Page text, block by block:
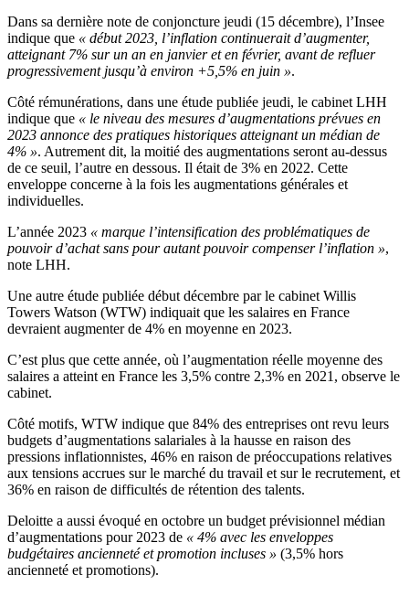
Dans sa dernière note de conjoncture jeudi (15 décembre), l’Insee
indique que « début 2023, l’inflation continuerait d’augmenter,
atteignant 7% sur un an en janvier et en février, avant de refluer
progressivement jusqu’à environ +5,5% en juin ».
Côté rémunérations, dans une étude publiée jeudi, le cabinet LHH
indique que « le niveau des mesures d’augmentations prévues en
2023 annonce des pratiques historiques atteignant un médian de
4% ». Autrement dit, la moitié des augmentations seront au-dessus
de ce seuil, l’autre en dessous. Il était de 3% en 2022. Cette
enveloppe concerne à la fois les augmentations générales et
individuelles.
L’année 2023 « marque l’intensification des problématiques de
pouvoir d’achat sans pour autant pouvoir compenser l’inflation »,
note LHH.
Une autre étude publiée début décembre par le cabinet Willis
Towers Watson (WTW) indiquait que les salaires en France
devraient augmenter de 4% en moyenne en 2023.
C’est plus que cette année, où l’augmentation réelle moyenne des
salaires a atteint en France les 3,5% contre 2,3% en 2021, observe le
cabinet.
Côté motifs, WTW indique que 84% des entreprises ont revu leurs
budgets d’augmentations salariales à la hausse en raison des
pressions inflationnistes, 46% en raison de préoccupations relatives
aux tensions accrues sur le marché du travail et sur le recrutement, et
36% en raison de difficultés de rétention des talents.
Deloitte a aussi évoqué en octobre un budget prévisionnel médian
d’augmentations pour 2023 de « 4% avec les enveloppes
budgétaires ancienneté et promotion incluses » (3,5% hors
ancienneté et promotions).